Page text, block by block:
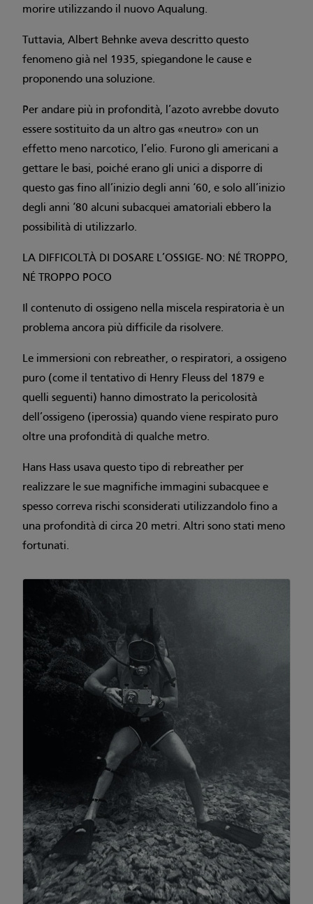
morire utilizzando il nuovo Aqualung.
Tuttavia, Albert Behnke aveva descritto questo
fenomeno già nel 1935, spiegandone le cause e
proponendo una soluzione.
Per andare più in profondità, l’azoto avrebbe dovuto
essere sostituito da un altro gas «neutro» con un
effetto meno narcotico, l’elio. Furono gli americani a
gettare le basi, poiché erano gli unici a disporre di
questo gas fino all’inizio degli anni ‘60, e solo all’inizio
degli anni ‘80 alcuni subacquei amatoriali ebbero la
possibilità di utilizzarlo.
LA DIFFICOLTÀ DI DOSARE L’OSSIGE- NO: NÉ TROPPO,
NÉ TROPPO POCO
Il contenuto di ossigeno nella miscela respiratoria è un
problema ancora più difficile da risolvere.
Le immersioni con rebreather, o respiratori, a ossigeno
puro (come il tentativo di Henry Fleuss del 1879 e
quelli seguenti) hanno dimostrato la pericolosità
dell’ossigeno (iperossia) quando viene respirato puro
oltre una profondità di qualche metro.
Hans Hass usava questo tipo di rebreather per
realizzare le sue magnifiche immagini subacquee e
spesso correva rischi sconsiderati utilizzandolo fino a
una profondità di circa 20 metri. Altri sono stati meno
fortunati.